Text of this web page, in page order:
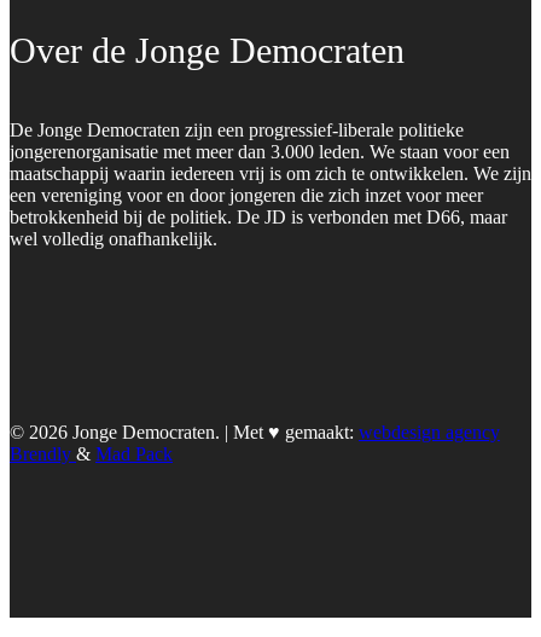
Over de Jonge Democraten
De Jonge Democraten zijn een progressief-liberale politieke
jongerenorganisatie met meer dan 3.000 leden. We staan voor een
maatschappij waarin iedereen vrij is om zich te ontwikkelen. We zijn
een vereniging voor en door jongeren die zich inzet voor meer
betrokkenheid bij de politiek. De JD is verbonden met D66, maar
wel volledig onafhankelijk.
© 2026 Jonge Democraten. | Met ♥︎ gemaakt: webdesign agency
Brendly & Mad Pack